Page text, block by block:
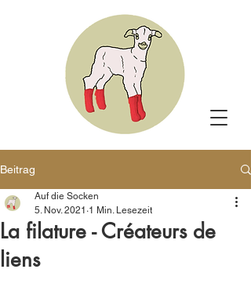
Beitrag
La filature - Créateurs de
liens
Auf die Socken
5. Nov. 2021 1 Min. Lesezeit